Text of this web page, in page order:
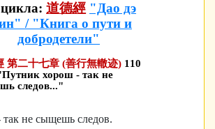
道德經 "Дао дэ
/ "Книга о пути и
добродетели"
第二十七章 (善行無轍迹) 110
хорош - так не
следов..."
не сыщешь следов.